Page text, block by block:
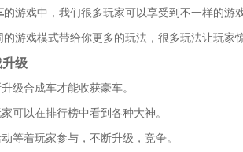
的游戏中，我们很多玩家可以享受到不一样的游
的游戏模式带给你更多的玩法，很多玩法让玩家
级
级合成车才能收获豪车。
可以在排行榜中看到各种大神。
等着玩家参与，不断升级，竞争。